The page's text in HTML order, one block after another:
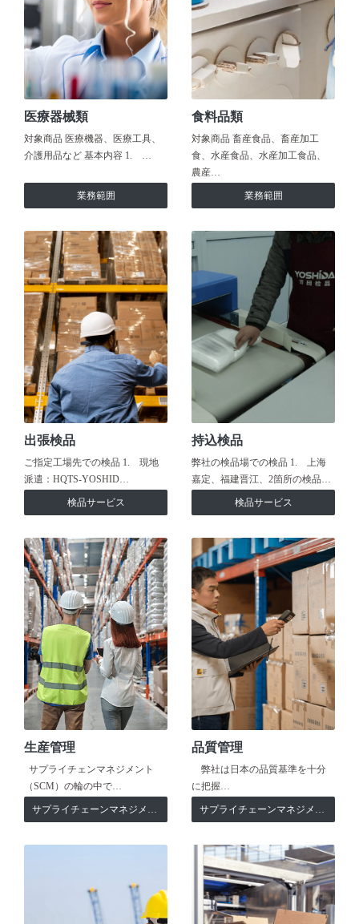
医療器械類
対象商品 医療機器、医療工具、
介護用品など 基本内容 1. …
業務範囲
食料品類
対象商品 畜産食品、畜産加工
食、水産食品、水産加工食品、
農産…
業務範囲
出張検品
ご指定工場先での検品 1. 現地
派遣：HQTS-YOSHID…
検品サービス
持込検品
弊社の検品場での検品 1. 上海
嘉定、福建晋江、2箇所の検品…
検品サービス
生産管理
サプライチェンマネジメント
（SCM）の輪の中で…
サプライチェーンマネジメント
品質管理
弊社は日本の品質基準を十分
に把握…
サプライチェーンマネジメント